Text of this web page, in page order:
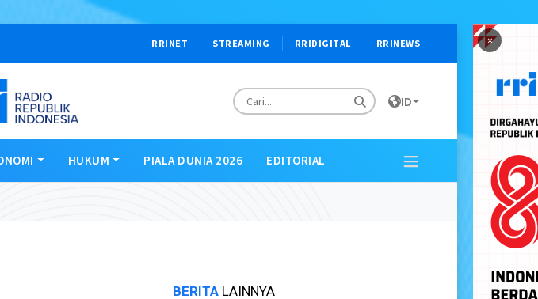
×
RRINET STREAMING RRIDIGITAL RRINEWS
ID
HUKUM PIALA DUNIA 2026 EDITORIAL
BERITA LAINNYA